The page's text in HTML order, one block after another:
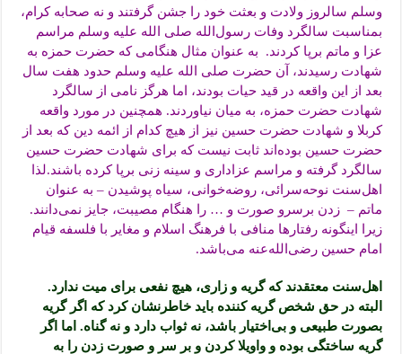
وسلم سالروز ولادت و بعثت خود را جشن گرفتند و نه صحابه کرام،
بمناسبت سالگرد وفات رسول‌الله صلی الله علیه وسلم مراسم
عزا و ماتم برپا کردند. به عنوان مثال هنگامی که حضرت حمزه به
شهادت رسیدند، آن حضرت صلی الله علیه وسلم حدود هفت سال
بعد از این واقعه در قید حیات بودند، اما هرگز نامی از سالگرد
شهادت حضرت حمزه، به میان نیاوردند. همچنین در مورد واقعه
کربلا و شهادت حضرت حسین نیز از هیچ کدام از ائمه دین که بعد از
حضرت حسین بوده‌اند ثابت نیست که برای شهادت حضرت حسین
سالگرد گرفته و مراسم عزاداری و سینه زنی برپا کرده باشند.لذا
اهل‌سنت نوحه‌سرائی، روضه‌خوانی، سیاه پوشیدن – به عنوان
ماتم – زدن برسرو صورت و … را هنگام مصیبت، جایز نمی‌دانند.
زیرا اینگونه رفتارها منافی با فرهنگ اسلام و مغایر با فلسفه قیام
امام حسین رضی‌الله‌عنه می‌باشد.
اهل‌سنت معتقدند که گریه و زاری، هیچ نفعی برای میت ندارد.
البته در حق شخص گریه کننده باید خاطرنشان کرد که اگر گریه
بصورت طبیعی و بی‌اختیار باشد، نه ثواب دارد و نه گناه. اما اگر
گریه ساختگی بوده و واویلا کردن و بر سر و صورت زدن را به